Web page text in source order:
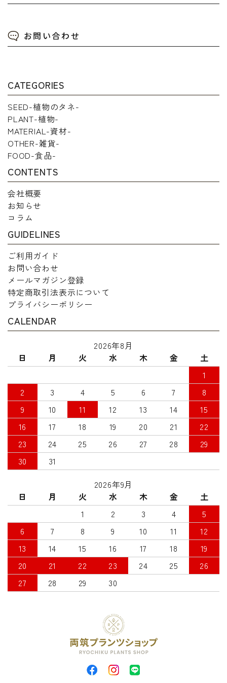
お問い合わせ
CATEGORIES
SEED-植物のタネ-
PLANT-植物-
MATERIAL-資材-
OTHER-雑貨-
FOOD-食品-
CONTENTS
会社概要
お知らせ
コラム
GUIDELINES
ご利用ガイド
お問い合わせ
メールマガジン登録
特定商取引法表示について
プライバシーポリシー
CALENDAR
2026年8月
日
月 火 水 木 金
土
1
2
3 4 5 6 7
8
9
10 11 12 13 14
15
16
17 18 19 20 21
22
23
24 25 26 27 28
29
30
31
2026年9月
日
月 火 水 木 金
土
1
2 3 4
5
6
7 8 9 10 11
12
13
14 15 16 17 18
19
20
21 22 23 24 25
26
27
28 29 30